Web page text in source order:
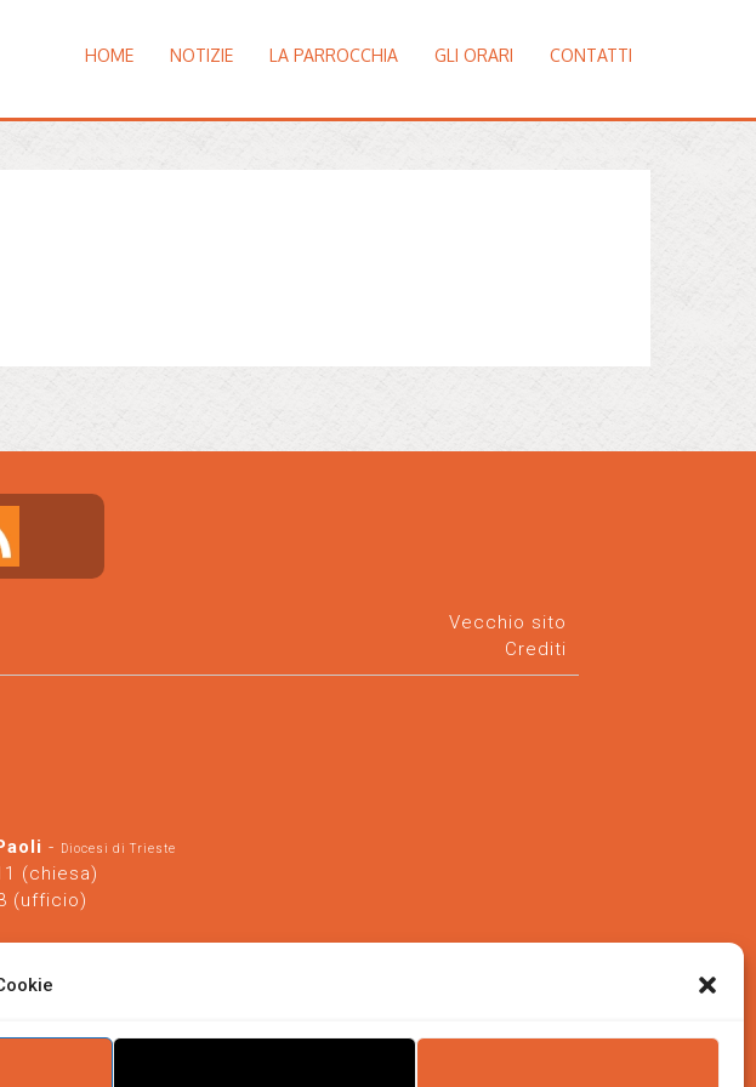
HOME NOTIZIE LA PARROCCHIA GLI ORARI CONTATTI
Vecchio sito
Crediti
- Diocesi di Trieste
(chiesa)
(ufficio)
trieste.it
cookie